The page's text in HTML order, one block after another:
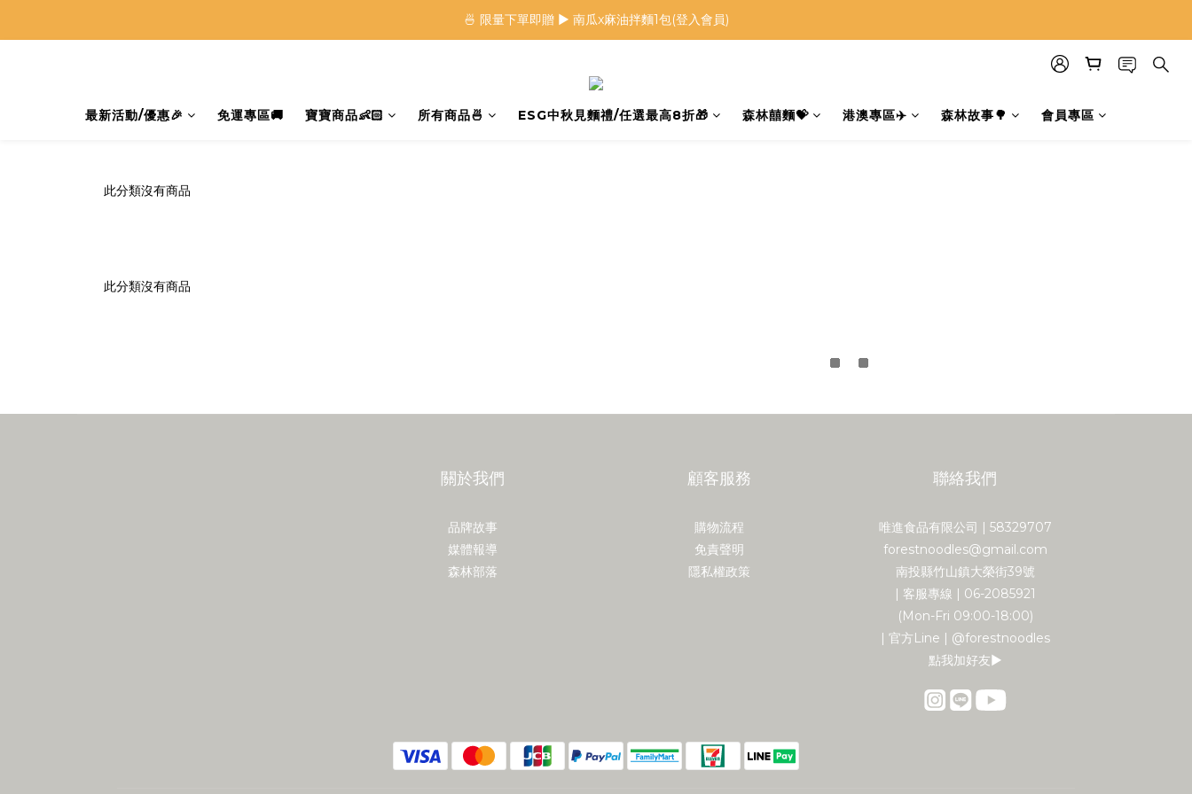
🍜 限量下單即贈 ▶︎ 南瓜x麻油拌麵1包(登入會員)
🍜 限量下單即贈 ▶︎ 南瓜x麻油拌麵1包(登入會員)
最新活動/優惠🎉 免運專區🚚 寶寶商品👶🏻 所有商品🍜 ESG中秋見麵禮/任選最高8折🎁 森林囍麵💝 港澳專區✈️ 森林故事🌳 會員專區
此分類沒有商品
此分類沒有商品
關於我們
品牌故事
媒體報導
森林部落
顧客服務
購物流程
免責聲明
隱私權政策
聯絡我們
唯進食品有限公司 | 58329707
forestnoodles@gmail.com
南投縣竹山鎮大榮街39號
| 客服專線 | 06-2085921
(Mon-Fri 09:00-18:00)
| 官方Line | @forestnoodles
點我加好友▶︎